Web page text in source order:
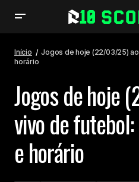
Início
Jogos de hoje (22/03/25)
horário
Jogos de hoje
vivo de
e horário